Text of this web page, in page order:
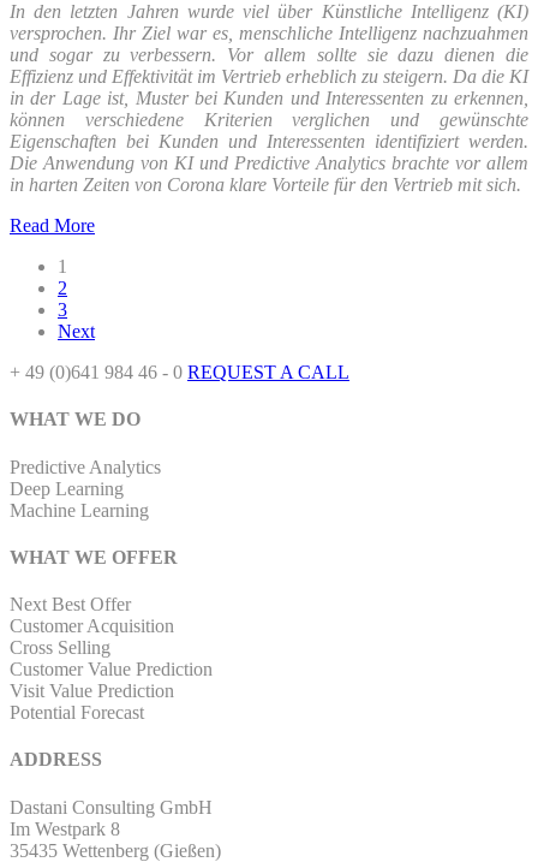
In den letzten Jahren wurde viel über Künstliche Intelligenz (KI)
versprochen. Ihr Ziel war es, menschliche Intelligenz nachzuahmen
und sogar zu verbessern. Vor allem sollte sie dazu dienen die
Effizienz und Effektivität im Vertrieb erheblich zu steigern. Da die KI
in der Lage ist, Muster bei Kunden und Interessenten zu erkennen,
können verschiedene Kriterien verglichen und gewünschte
Eigenschaften bei Kunden und Interessenten identifiziert werden.
Die Anwendung von KI und Predictive Analytics brachte vor allem
in harten Zeiten von Corona klare Vorteile für den Vertrieb mit sich.
Read More
1
2
3
Next
+ 49 (0)641 984 46 - 0 REQUEST A CALL
WHAT WE DO
Predictive Analytics
Deep Learning
Machine Learning
WHAT WE OFFER
Next Best Offer
Customer Acquisition
Cross Selling
Customer Value Prediction
Visit Value Prediction
Potential Forecast
ADDRESS
Dastani Consulting GmbH
Im Westpark 8
35435 Wettenberg (Gießen)